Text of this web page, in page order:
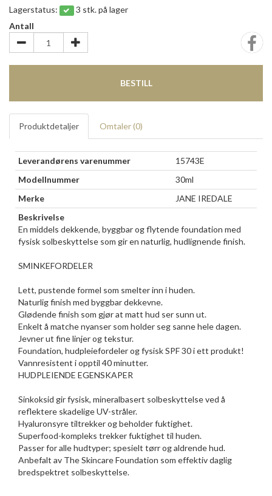
Lagerstatus:
3 stk. på lager
Antall
BESTILL
Produktdetaljer Omtaler (0)
Leverandørens varenummer
15743E
Modellnummer
30ml
Merke
JANE IREDALE
Beskrivelse
En middels dekkende, byggbar og flytende foundation med
fysisk solbeskyttelse som gir en naturlig, hudlignende finish.
SMINKEFORDELER
Lett, pustende formel som smelter inn i huden.
Naturlig finish med byggbar dekkevne.
Glødende finish som gjør at matt hud ser sunn ut.
Enkelt å matche nyanser som holder seg sanne hele dagen.
Jevner ut fine linjer og tekstur.
Foundation, hudpleiefordeler og fysisk SPF 30 i ett produkt!
Vannresistent i opptil 40 minutter.
HUDPLEIENDE EGENSKAPER
Sinkoksid gir fysisk, mineralbasert solbeskyttelse ved å
reflektere skadelige UV-stråler.
Hyaluronsyre tiltrekker og beholder fuktighet.
Superfood-kompleks trekker fuktighet til huden.
Passer for alle hudtyper; spesielt tørr og aldrende hud.
Anbefalt av The Skincare Foundation som effektiv daglig
bredspektret solbeskyttelse.